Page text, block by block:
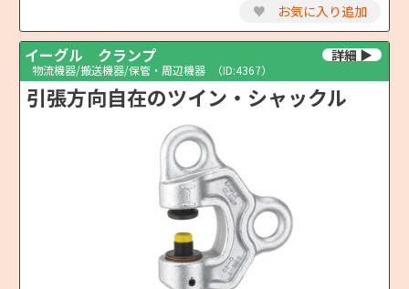
♥ お気に入り追加
イーグル クランプ
物流機器/搬送機器/保管・周辺機器 （ID:4367）
引張方向自在のツイン・シャックル